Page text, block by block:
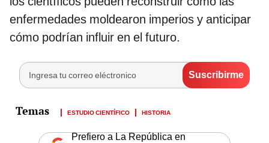
enfermedades moldearon imperios y anticipar
cómo podrían influir en el futuro.
ESTUDIO CIENTÍFICO HISTORIA
Prefiero a La República en